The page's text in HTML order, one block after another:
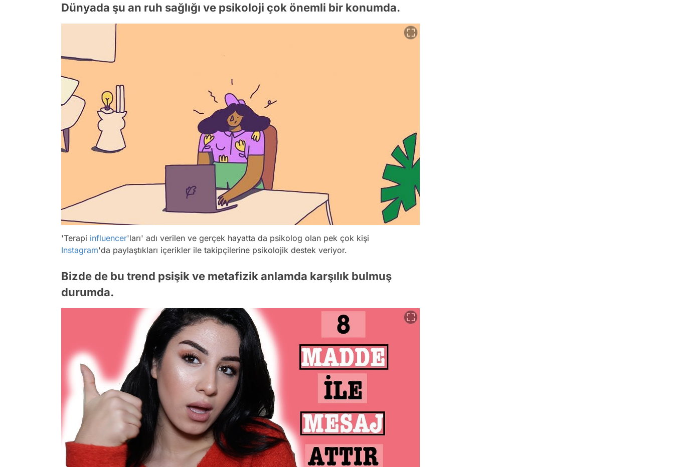
Dünyada şu an ruh sağlığı ve psikoloji çok önemli bir konumda.
'Terapi influencer'ları' adı verilen ve gerçek hayatta da psikolog olan pek çok kişi
Instagram'da paylaştıkları içerikler ile takipçilerine psikolojik destek veriyor.
Bizde de bu trend psişik ve metafizik anlamda karşılık bulmuş
durumda.